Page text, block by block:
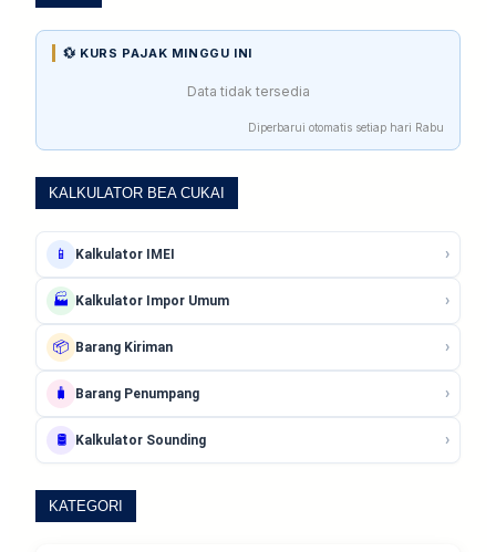
💱 KURS PAJAK MINGGU INI
Data tidak tersedia
Diperbarui otomatis setiap hari Rabu
KALKULATOR BEA CUKAI
📱 Kalkulator IMEI ›
🏭 Kalkulator Impor Umum ›
📦 Barang Kiriman ›
🧳 Barang Penumpang ›
🛢️ Kalkulator Sounding ›
KATEGORI